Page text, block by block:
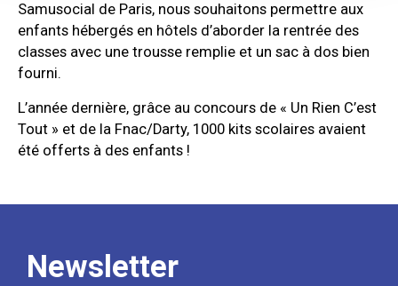
Samusocial de Paris, nous souhaitons permettre aux
enfants hébergés en hôtels d’aborder la rentrée des
classes avec une trousse remplie et un sac à dos bien
fourni.
L’année dernière, grâce au concours de « Un Rien C’est
Tout » et de la Fnac/Darty, 1000 kits scolaires avaient
été offerts à des enfants !
Newsletter